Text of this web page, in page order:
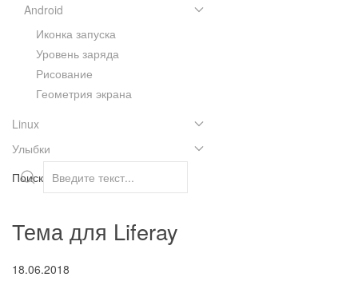
Тема для Liferay
18.06.2018
Android
Иконка запуска
Уровень заряда
Рисование
Геометрия экрана
Linux
Улыбки
Поиск